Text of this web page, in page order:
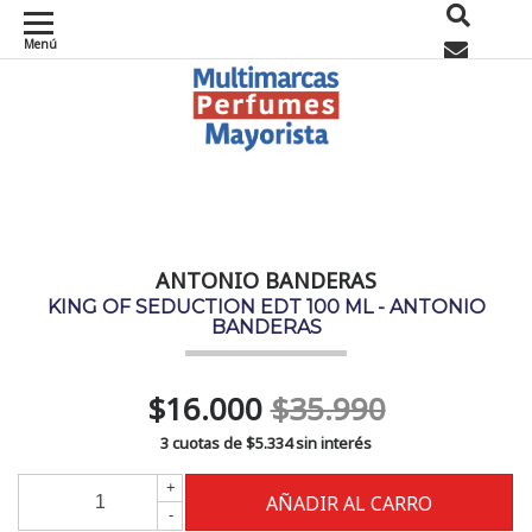
Menú
ANTONIO BANDERAS
KING OF SEDUCTION EDT 100 ML - ANTONIO
BANDERAS
$16.000$35.990
3 cuotas de$5.334sin interés
+
-